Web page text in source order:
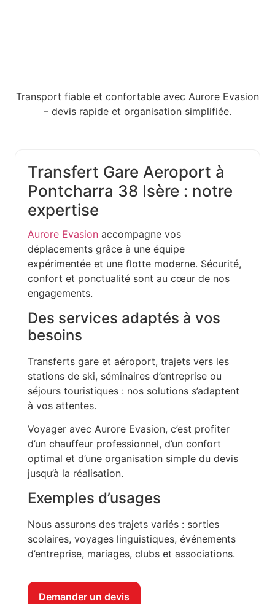
Transport fiable et confortable avec Aurore Evasion
– devis rapide et organisation simplifiée.
Transfert Gare Aeroport à
Pontcharra 38 Isère : notre
expertise
Aurore Evasion accompagne vos
déplacements grâce à une équipe
expérimentée et une flotte moderne. Sécurité,
confort et ponctualité sont au cœur de nos
engagements.
Des services adaptés à vos
besoins
Transferts gare et aéroport, trajets vers les
stations de ski, séminaires d’entreprise ou
séjours touristiques : nos solutions s’adaptent
à vos attentes.
Voyager avec Aurore Evasion, c’est profiter
d’un chauffeur professionnel, d’un confort
optimal et d’une organisation simple du devis
jusqu’à la réalisation.
Exemples d’usages
Nous assurons des trajets variés : sorties
scolaires, voyages linguistiques, événements
d’entreprise, mariages, clubs et associations.
Demander un devis